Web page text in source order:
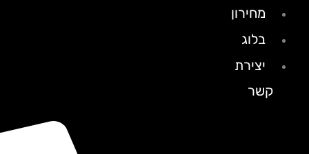
מחירון
בלוג
יצירת
קשר